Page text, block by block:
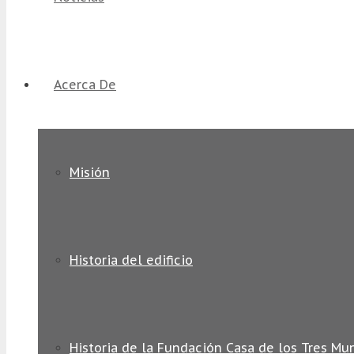
Acerca De
Misión
Historia del edificio
Historia de la Fundación Casa de los Tres